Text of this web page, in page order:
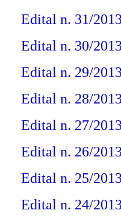
Edital n. 31/
Edital n. 30/
Edital n. 29/
Edital n. 28/
Edital n. 27/
Edital n. 26/
Edital n. 25/
Edital n. 24/